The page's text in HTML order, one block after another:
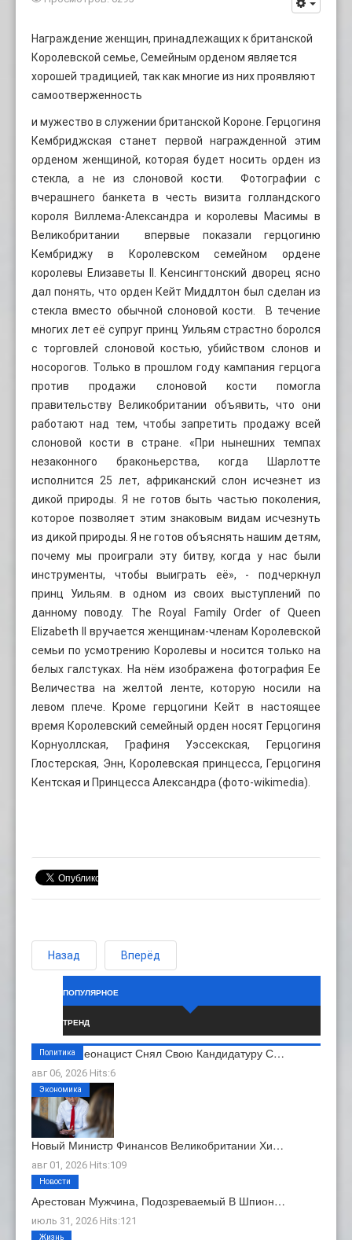
Награждение женщин, принадлежащих к британской
Королевской семье, Семейным орденом является
хорошей традицией, так как многие из них проявляют
самоотверженность
и мужество в служении британской Короне. Герцогиня
Кембриджская станет первой награжденной этим
орденом женщиной, которая будет носить орден из
стекла, а не из слоновой кости. Фотографии с
вчерашнего банкета в честь визита голландского
короля Виллема-Александра и королевы Масимы в
Великобритании впервые показали герцогиню
Кембриджу в Королевском семейном ордене
королевы Елизаветы II. Кенсингтонский дворец ясно
дал понять, что орден Кейт Миддлтон был сделан из
стекла вместо обычной слоновой кости. В течение
многих лет её супруг принц Уильям страстно боролся
с торговлей слоновой костью, убийством слонов и
носорогов. Только в прошлом году кампания герцога
против продажи слоновой кости помогла
правительству Великобритании объявить, что они
работают над тем, чтобы запретить продажу всей
слоновой кости в стране. «При нынешних темпах
незаконного браконьерства, когда Шарлотте
исполнится 25 лет, африканский слон исчезнет из
дикой природы. Я не готов быть частью поколения,
которое позволяет этим знаковым видам исчезнуть
из дикой природы. Я не готов объяснять нашим детям,
почему мы проиграли эту битву, когда у нас были
инструменты, чтобы выиграть её», - подчеркнул
принц Уильям. в одном из своих выступлений по
данному поводу. The Royal Family Order of Queen
Elizabeth II вручается женщинам-членам Королевской
семьи по усмотрению Королевы и носится только на
белых галстуках. На нём изображена фотография Ее
Величества на желтой ленте, которую носили на
левом плече. Кроме герцогини Кейт в настоящее
время Королевский семейный орден носят Герцогиня
Корнуоллская, Графиня Уэссекская, Герцогиня
Глостерская, Энн, Королевская принцесса, Герцогиня
Кентская и Принцесса Александра (фото-wikimedia).
Назад Вперёд
ПОПУЛЯРНОЕ
ТРЕНД
Бывший Неонацист Снял Свою Кандидатуру С…
авг 06, 2026 Hits:6
Политика
Новый Министр Финансов Великобритании Хи…
авг 01, 2026 Hits:109
Экономика
Арестован Мужчина, Подозреваемый В Шпион…
июль 31, 2026 Hits:121
Новости
Жизнь